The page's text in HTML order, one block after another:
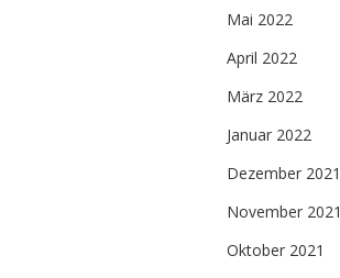
Mai 2022
April 2022
März 2022
Januar 2022
Dezember 2021
November 2021
Oktober 2021